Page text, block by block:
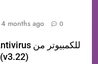
4 months ago 0
ميديا فاير مجاناً (v3.22)